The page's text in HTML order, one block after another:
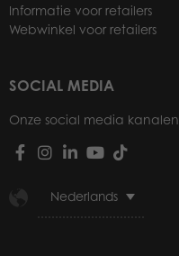
Informatie voor retailers
Webwinkel voor retailers
SOCIAL MEDIA
Onze social media kanalen
Nederlands